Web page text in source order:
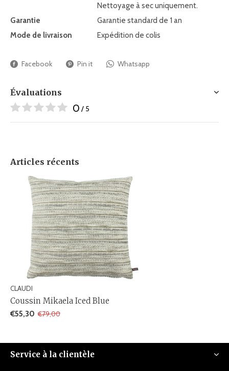
Nettoyage à sec uniquement.
Garantie
Garantie standard de 1 an
Mode de livraison
Expédition de colis
Facebook Pin it Whatsapp
Évaluations
0 / 5
Articles récents
CLAUDI
Coussin Mikaela Iced Blue
€55,30 €79,00
Service à la clientèle